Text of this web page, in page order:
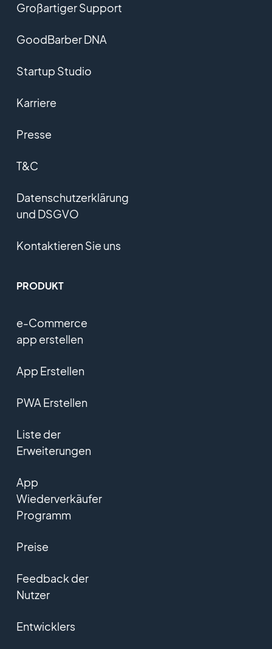
Großartiger Support
GoodBarber DNA
Startup Studio
Karriere
Presse
T&C
Datenschutzerklärung
und DSGVO
Kontaktieren Sie uns
PRODUKT
e-Commerce
app erstellen
App Erstellen
PWA Erstellen
Liste der
Erweiterungen
App
Wiederverkäufer
Programm
Preise
Feedback der
Nutzer
Entwicklers